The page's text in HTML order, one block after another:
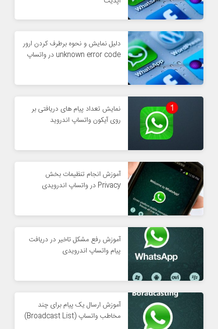
دلیل نمایش و نحوه برطرف کردن ارور
unknown error code در واتساپ
نمایش تعداد پیام های دریافتی بر
روی آیکون واتساپ اندروید
آموزش انجام تنظیمات بخش
Privacy در واتساپ اندرویدی
آموزش رفع مشکل تاخیر در دریافت
پیام واتساپ اندرویدی
آموزش ارسال یک پیام برای چند
مخاطب واتساپ (Broadcast List)